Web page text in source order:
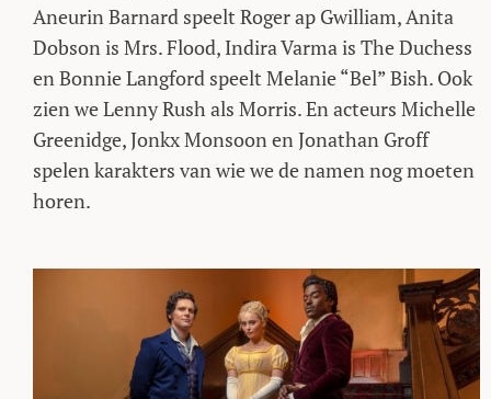
Aneurin Barnard speelt Roger ap Gwilliam, Anita
Dobson is Mrs. Flood, Indira Varma is The Duchess
en Bonnie Langford speelt Melanie “Bel” Bish. Ook
zien we Lenny Rush als Morris. En acteurs Michelle
Greenidge, Jonkx Monsoon en Jonathan Groff
spelen karakters van wie we de namen nog moeten
horen.